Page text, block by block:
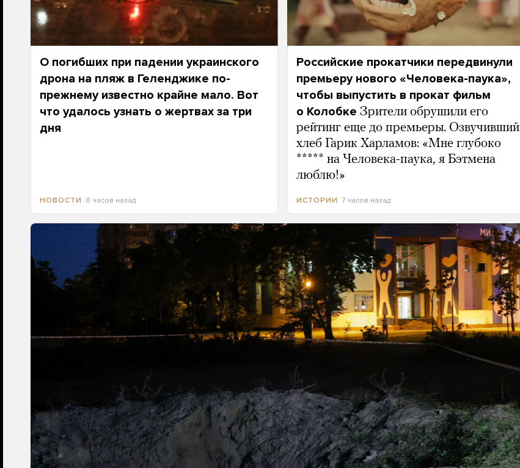
О погибших при падении украинского
дрона на пляж в Геленджике по-
прежнему известно крайне мало. Вот
что удалось узнать о жертвах за три
дня
НОВОСТИ 8 часов назад
Российские прокатчики передвинули
премьеру нового «Человека-паука»,
чтобы выпустить в прокат фильм
о Колобке Зрители обрушили его
рейтинг еще до премьеры. Озвучивший
хлеб Гарик Харламов: «Мне глубоко
***** на Человека-паука, я Бэтмена
люблю!»
ИСТОРИИ 7 часов назад